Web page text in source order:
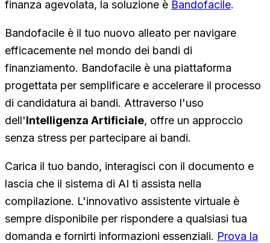
finanza agevolata, la soluzione è Bandofacile.
Bandofacile è il tuo nuovo alleato per navigare
efficacemente nel mondo dei bandi di
finanziamento. Bandofacile è una piattaforma
progettata per semplificare e accelerare il processo
di candidatura ai bandi. Attraverso l'uso
dell'Intelligenza Artificiale, offre un approccio
senza stress per partecipare ai bandi.
Carica il tuo bando, interagisci con il documento e
lascia che il sistema di AI ti assista nella
compilazione. L'innovativo assistente virtuale è
sempre disponibile per rispondere a qualsiasi tua
domanda e fornirti informazioni essenziali. Prova la